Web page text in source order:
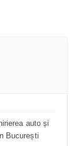
auto și
București